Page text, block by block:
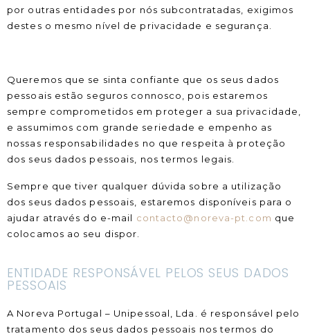
por outras entidades por nós subcontratadas, exigimos
destes o mesmo nível de privacidade e segurança.
Queremos que se sinta confiante que os seus dados
pessoais estão seguros connosco, pois estaremos
sempre comprometidos em proteger a sua privacidade,
e assumimos com grande seriedade e empenho as
nossas responsabilidades no que respeita à proteção
dos seus dados pessoais, nos termos legais.
Sempre que tiver qualquer dúvida sobre a utilização
dos seus dados pessoais, estaremos disponíveis para o
ajudar através do e-mail contacto@noreva-pt.com que
colocamos ao seu dispor.
ENTIDADE RESPONSÁVEL PELOS SEUS DADOS
PESSOAIS
A Noreva Portugal – Unipessoal, Lda. é responsável pelo
tratamento dos seus dados pessoais nos termos do